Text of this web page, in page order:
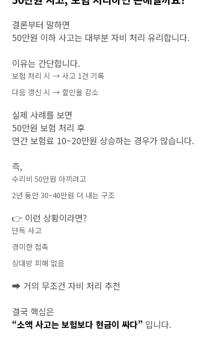
결론부터 말하면
50만원 이하 사고는 대부분 자비 처리 유리합니다.
이유는 간단합니다.
보험 처리 시 → 사고 1건 기록
다음 갱신 시 → 할인율 감소
실제 사례를 보면
50만원 보험 처리 후
연간 보험료 10~20만원 상승하는 경우가 많습니다.
즉,
수리비 50만원 아끼려고
2년 동안 30~40만원 더 내는 구조
👉 이런 상황이라면?
단독 사고
경미한 접촉
상대방 피해 없음
➡ 거의 무조건 자비 처리 추천
결국 핵심은
“소액 사고는 보험보다 현금이 싸다” 입니다.